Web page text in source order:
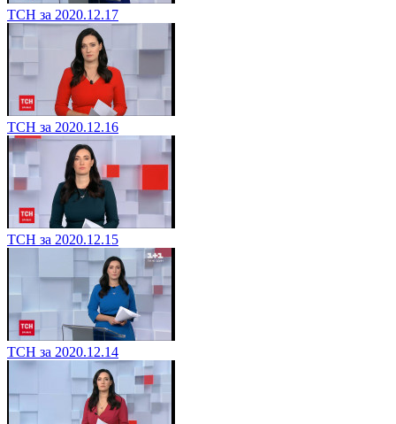
ТСН за 2020.12.17
ТСН за 2020.12.16
ТСН за 2020.12.15
ТСН за 2020.12.14